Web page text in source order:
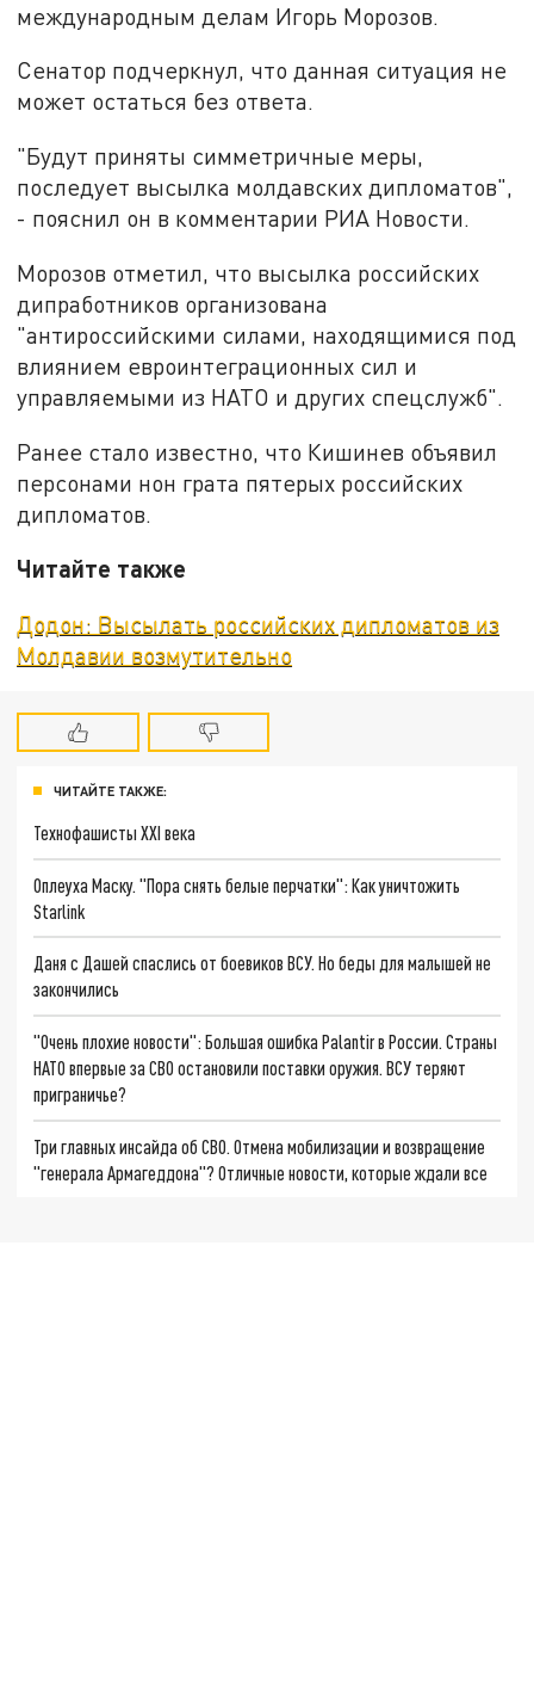
международным делам Игорь Морозов.
Сенатор подчеркнул, что данная ситуация не
может остаться без ответа.
"Будут приняты симметричные меры,
последует высылка молдавских дипломатов",
- пояснил он в комментарии РИА Новости.
Морозов отметил, что высылка российских
дипработников организована
"антироссийскими силами, находящимися под
влиянием евроинтеграционных сил и
управляемыми из НАТО и других спецслужб".
Ранее стало известно, что Кишинев объявил
персонами нон грата пятерых российских
дипломатов.
Читайте также
Додон: Высылать российских дипломатов из
Молдавии возмутительно
ЧИТАЙТЕ ТАКЖЕ:
Технофашисты XXI века
Оплеуха Маску. "Пора снять белые перчатки": Как уничтожить
Starlink
Даня с Дашей спаслись от боевиков ВСУ. Но беды для малышей не
закончились
"Очень плохие новости": Большая ошибка Palantir в России. Страны
НАТО впервые за СВО остановили поставки оружия. ВСУ теряют
приграничье?
Три главных инсайда об СВО. Отмена мобилизации и возвращение
"генерала Армагеддона"? Отличные новости, которые ждали все